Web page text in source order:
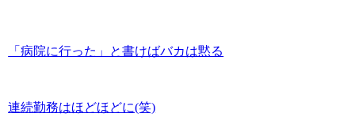
「病院に行った」と書けばバカは黙る
連続勤務はほどほどに(笑)